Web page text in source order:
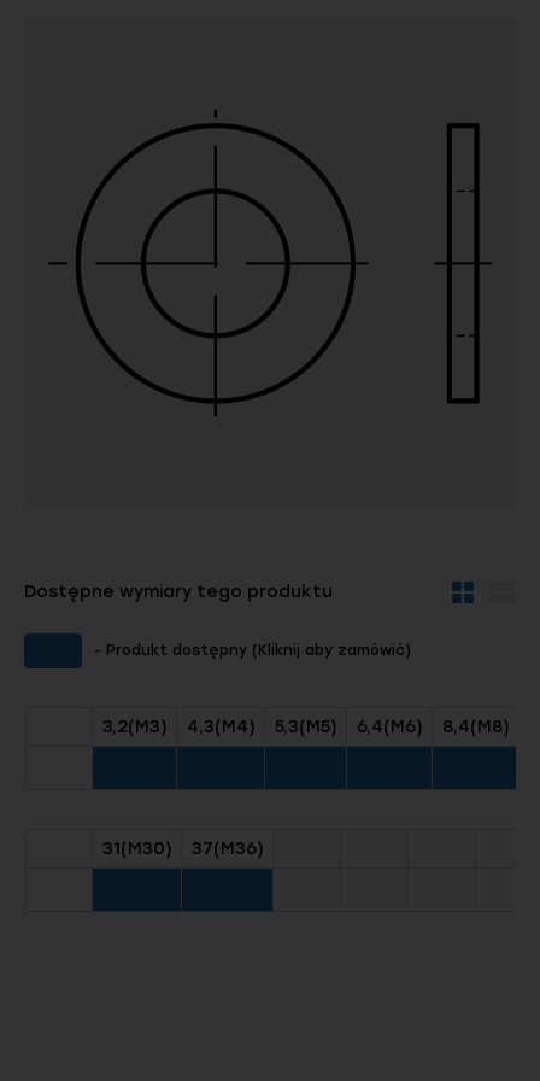
Dostępne wymiary tego produktu
Widok
- Produkt dostępny (Kliknij aby zamówić)
3,2(M3) 4,3(M4) 5,3(M5) 6,4(M6) 8,4(M8)
31(M30) 37(M36)